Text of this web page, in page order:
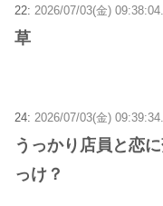
22: 2026/07/03(金)
草
24: 2026/07/03(金)
うっかり店員と恋
っけ？